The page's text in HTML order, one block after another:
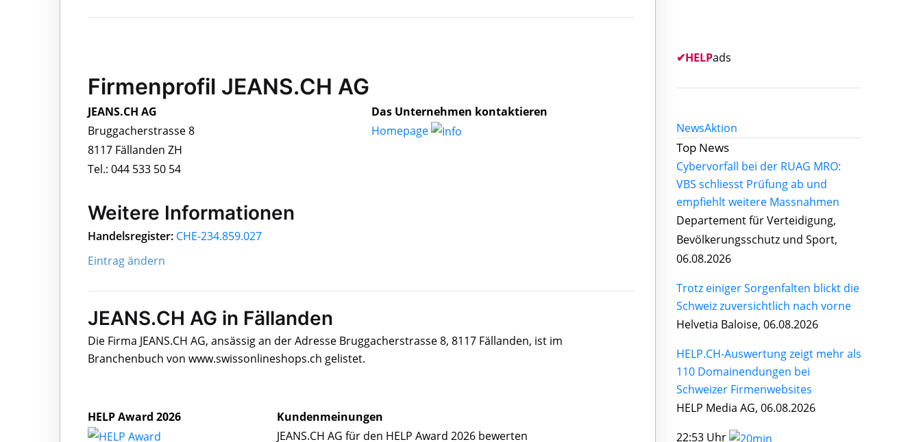
Firmenprofil JEANS.CH AG
JEANS.CH AG
Bruggacherstrasse 8
8117 Fällanden ZH
Tel.: 044 533 50 54
Das Unternehmen kontaktieren
Homepage
Weitere Informationen
Handelsregister: CHE-234.859.027
Eintrag ändern
JEANS.CH AG in Fällanden
Die Firma JEANS.CH AG, ansässig an der Adresse Bruggacherstrasse 8, 8117 Fällanden, ist im
Branchenbuch von www.swissonlineshops.ch gelistet.
HELP Award 2026
Kundenmeinungen
JEANS.CH AG für den HELP Award 2026 bewerten
✔HELPads
NewsAktion
Top News
Cybervorfall bei der RUAG MRO:
VBS schliesst Prüfung ab und
empfiehlt weitere Massnahmen
Departement für Verteidigung,
Bevölkerungsschutz und Sport,
06.08.2026
Trotz einiger Sorgenfalten blickt die
Schweiz zuversichtlich nach vorne
Helvetia Baloise, 06.08.2026
HELP.CH-Auswertung zeigt mehr als
110 Domainendungen bei
Schweizer Firmenwebsites
HELP Media AG, 06.08.2026
22:53 Uhr